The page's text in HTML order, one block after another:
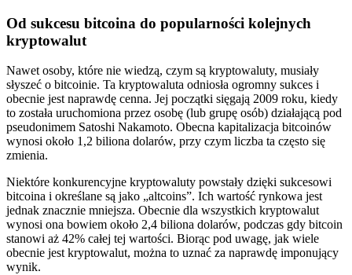
Od sukcesu bitcoina do popularności kolejnych
kryptowalut
Nawet osoby, które nie wiedzą, czym są kryptowaluty, musiały
słyszeć o bitcoinie. Ta kryptowaluta odniosła ogromny sukces i
obecnie jest naprawdę cenna. Jej początki sięgają 2009 roku, kiedy
to została uruchomiona przez osobę (lub grupę osób) działającą pod
pseudonimem Satoshi Nakamoto. Obecna kapitalizacja bitcoinów
wynosi około 1,2 biliona dolarów, przy czym liczba ta często się
zmienia.
Niektóre konkurencyjne kryptowaluty powstały dzięki sukcesowi
bitcoina i określane są jako „altcoins”. Ich wartość rynkowa jest
jednak znacznie mniejsza. Obecnie dla wszystkich kryptowalut
wynosi ona bowiem około 2,4 biliona dolarów, podczas gdy bitcoin
stanowi aż 42% całej tej wartości. Biorąc pod uwagę, jak wiele
obecnie jest kryptowalut, można to uznać za naprawdę imponujący
wynik.